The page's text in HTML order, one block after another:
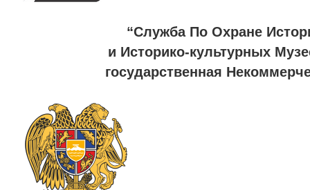
“Служба По Охране
и Историко-культурных
государственная